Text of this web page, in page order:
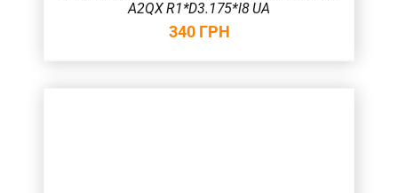
A2QX R1*D3.175*l8 UA
340 ГРН